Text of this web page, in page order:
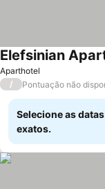
Aparthotel
Elefsinian
/ Pontuação não
Selecione as
exatos.